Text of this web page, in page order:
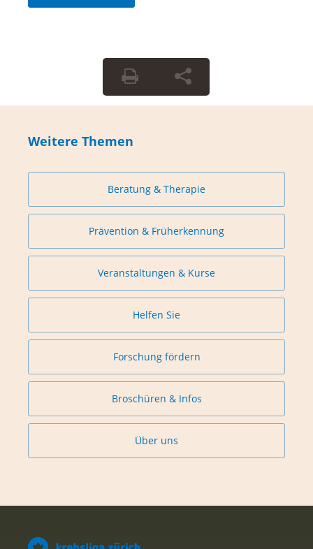
Weitere Themen
Beratung & Therapie
Prävention & Früherkennung
Veranstaltungen & Kurse
Helfen Sie
Forschung fördern
Broschüren & Infos
Über uns